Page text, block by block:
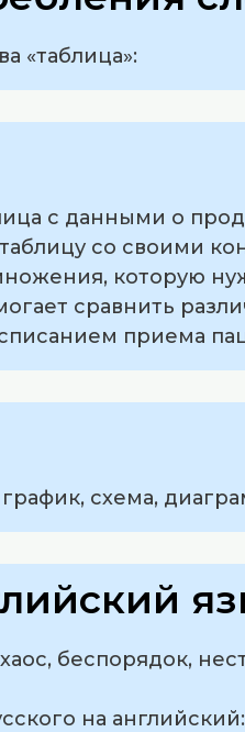
«таблица»:
с данными о
со своими
которую
сравнить
приема
схема,
беспорядок,
на